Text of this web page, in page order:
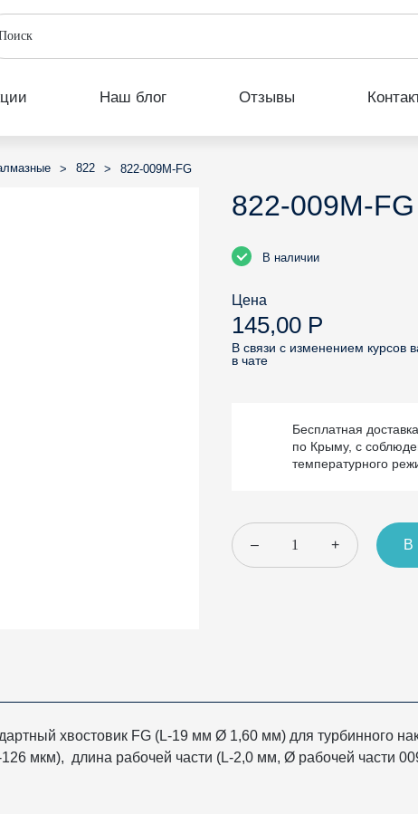
Наш блог Отзывы
> 822 > 822-009M-FG
822-009M-FG
В наличии
Цена
145,00 Р
В связи с изменением курсов
в чате
Бесплатная доставка
по Крыму, с
температурного
– + В
хвостовик FG (L-19 мм Ø 1,60 мм) для турбинного
мкм), длина рабочей части (L-2,0 мм, Ø рабочей части